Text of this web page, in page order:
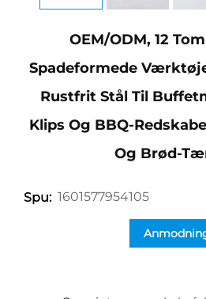
OEM/ODM, 12
Spadeformede
Rustfrit Stål Til
Klips Og BBQ-
Og Brød-
Spu: 1601577954105